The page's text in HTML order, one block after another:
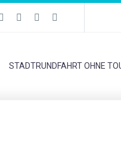
STADTRUNDFAHRT OHNE